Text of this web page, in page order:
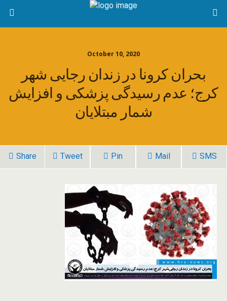
October 10, 2020
بحران کرونا در زندان رجایی شهر
کرج؛ عدم رسیدگی پزشکی و افزایش
شمار مبتلایان
Share Tweet Pin Mail SMS